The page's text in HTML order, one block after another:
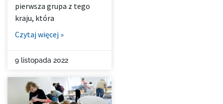
pierwsza grupa z tego
kraju, która
Czytaj więcej »
9 listopada 2022